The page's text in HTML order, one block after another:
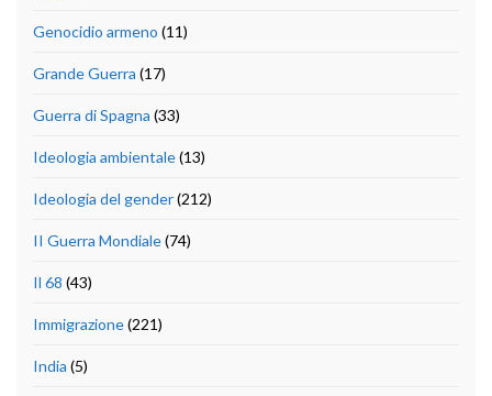
Genocidio armeno (11)
Grande Guerra (17)
Guerra di Spagna (33)
Ideologia ambientale(13)
Ideologia del gender(212)
II Guerra Mondiale(74)
Il 68 (43)
Immigrazione(221)
India (5)